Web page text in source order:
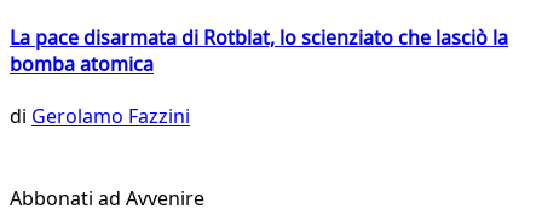
La pace disarmata di Rotblat, lo scienziato che lasciò la
bomba atomica
di Gerolamo Fazzini
Abbonati ad Avvenire